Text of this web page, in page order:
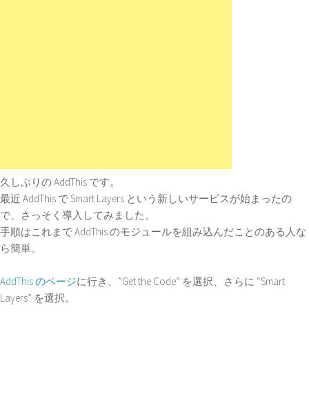
久しぶりの AddThis です。
最近 AddThis で Smart Layers という新しいサービスが始まったの
で、さっそく導入してみました。
手順はこれまで AddThis のモジュールを組み込んだことのある人な
ら簡単。
AddThis のページに行き、”Get the Code” を選択、さらに “Smart
Layers” を選択。